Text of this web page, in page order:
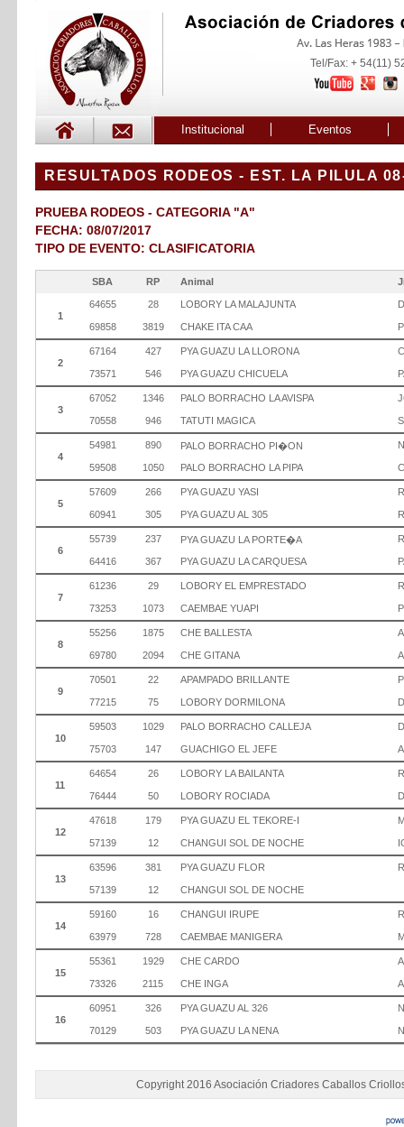
Tel/Fax: + 54(11)
Institucional Eventos
RESULTADOS RODEOS - EST. LA PILULA
PRUEBA RODEOS - CATEGORIA "A"
FECHA: 08/07/2017
TIPO DE EVENTO: CLASIFICATORIA
SBA RP Animal
1
64655 28 LOBORY LA MALAJUNTA
69858 3819 CHAKE ITA CAA
2
67164 427 PYA GUAZU LA LLORONA
73571 546 PYA GUAZU CHICUELA
3
67052 1346 PALO BORRACHO LA AVISPA
70558 946 TATUTI MAGICA
4
54981 890 PALO BORRACHO PI�ON
59508 1050 PALO BORRACHO LA PIPA
5
57609 266 PYA GUAZU YASI
60941 305 PYA GUAZU AL 305
6
55739 237 PYA GUAZU LA PORTE�A
64416 367 PYA GUAZU LA CARQUESA
7
61236 29 LOBORY EL EMPRESTADO
73253 1073 CAEMBAE YUAPI
8
55256 1875 CHE BALLESTA
69780 2094 CHE GITANA
9
70501 22 APAMPADO BRILLANTE
77215 75 LOBORY DORMILONA
10
59503 1029 PALO BORRACHO CALLEJA
75703 147 GUACHIGO EL JEFE
11
64654 26 LOBORY LA BAILANTA
76444 50 LOBORY ROCIADA
12
47618 179 PYA GUAZU EL TEKORE-I
57139 12 CHANGUI SOL DE NOCHE
13
63596 381 PYA GUAZU FLOR
57139 12 CHANGUI SOL DE NOCHE
14
59160 16 CHANGUI IRUPE
63979 728 CAEMBAE MANIGERA
15
55361 1929 CHE CARDO
73326 2115 CHE INGA
16
60951 326 PYA GUAZU AL 326
70129 503 PYA GUAZU LA NENA
Copyright 2016 Asociación Criadores Caballos